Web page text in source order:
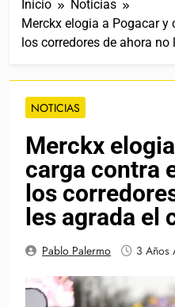
Inicio
Noticias
Merckx elogia a Pogacar y
los corredores de ahora no
NOTICIAS
Merckx
carga contra
los
les agrada el
Pablo Palermo 3 Años